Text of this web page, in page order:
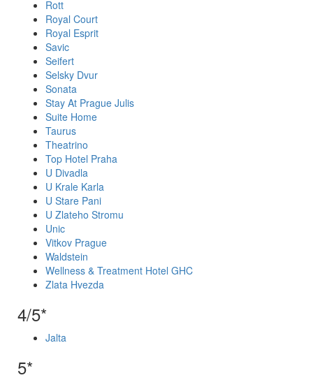
Rott
Royal Court
Royal Esprit
Savic
Seifert
Selsky Dvur
Sonata
Stay At Prague Julis
Suite Home
Taurus
Theatrino
Top Hotel Praha
U Divadla
U Krale Karla
U Stare Pani
U Zlateho Stromu
Unic
Vitkov Prague
Waldstein
Wellness & Treatment Hotel GHC
Zlata Hvezda
4/5*
Jalta
5*